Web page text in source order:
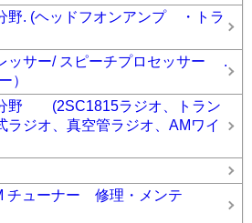
野. (ヘッドフオンアンプ ・トラ
ッサー/ スピーチプロセッサー .
）
野 (2SC1815ラジオ、トラン
ラジオ、真空管ラジオ、AMワイ
チューナー 修理・メンテ